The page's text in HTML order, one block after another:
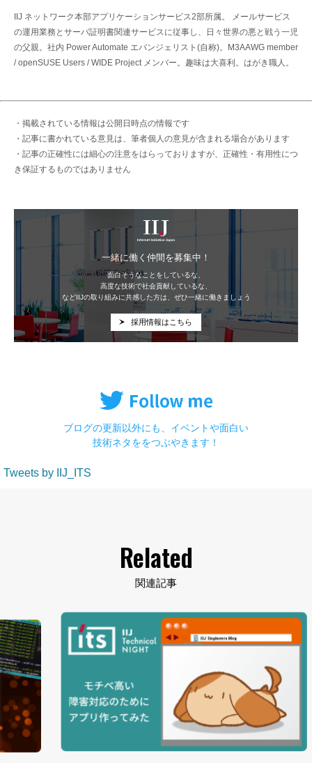
IIJ ネットワーク本部アプリケーションサービス2部所属。 メールサービス
の運用業務とサーバ証明書関連サービスに従事し、日々世界の悪と戦う一児
の父親。社内 Power Automate エバンジェリスト(自称)。M3AAWG member
/ openSUSE Users / WIDE Project メンバー。趣味は大喜利。はがき職人。
・掲載されている情報は公開日時点の情報です
・記事に書かれている意見は、筆者個人の意見が含まれる場合があります
・記事の正確性には細心の注意をはらっておりますが、正確性・有用性につ
き保証するものではありません
IIJ
一緒に働く仲間を募集中！
面白そうなことをしているな、
高度な技術で社会貢献しているな、
などIIJの取り組みに共感した方は、ぜひ一緒に働きましょう
採用情報はこちら
ブログの更新以外にも、イベントや面白い
技術ネタををつぶやきます！
Tweets by IIJ_ITS
Related
関連記事